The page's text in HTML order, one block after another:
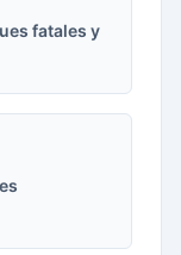
fatales y